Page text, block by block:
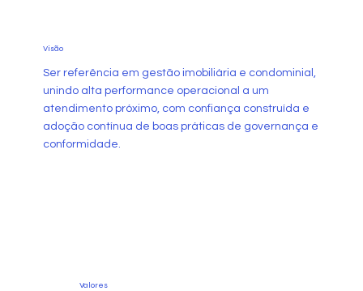
Ser referência em gestão imobiliária e condominial,
unindo alta performance operacional a um
atendimento próximo, com confiança construída e
adoção contínua de boas práticas de governança e
conformidade.
Visão
Valores